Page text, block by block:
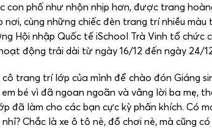
con phố như nhộn nhịp hơn, được trang
nơi, cùng những chiếc đèn trang trí nhiều màu
Hội nhập Quốc tế iSchool Trà Vinh tổ chức
động trải dài từ ngày 16/12 đến ngày 24/
trang trí lớp của mình để chào đón Giáng
bé vì đã ngoan ngoãn và vâng lời ba mẹ,
đã làm cho các bạn cực kỳ phấn khích. Có
Chắc là xe ô tô nè, đồ chơi nè, mà cũng